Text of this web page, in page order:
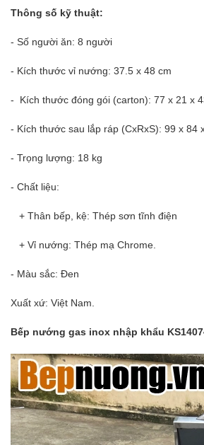
Thông số kỹ thuật:
- Số người ăn: 8 người
- Kích thước vỉ nướng: 37.5 x 48 cm
- Kích thước đóng gói (carton): 77 x 21 x
- Kích thước sau lắp ráp (CxRxS): 99 x 84
- Trọng lượng: 18 kg
- Chất liệu:
+ Thân bếp, kệ: Thép sơn tĩnh điện
+ Vỉ nướng: Thép mạ Chrome.
- Màu sắc: Đen
Xuất xứ: Việt Nam.
Bếp nướng gas inox nhập khẩu